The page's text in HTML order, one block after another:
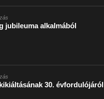
jubileuma alkalmából
30. évfordulójáról